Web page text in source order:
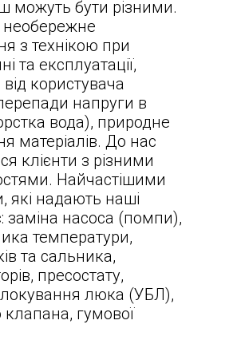
можуть бути різними.
з технікою при
та експлуатації,
користувача
напруги в
вода), природне
матеріалів. До нас
клієнти з різними
Найчастішими
які надають наші
заміна насоса (помпи),
температури,
та сальника,
пресостату,
люка (УБЛ),
гумової